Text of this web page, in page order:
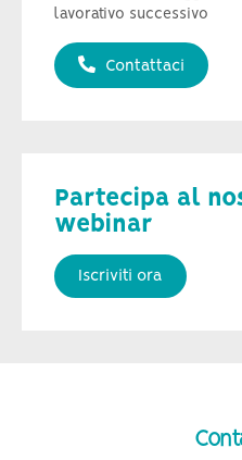
lavorativo successivo
Contattaci
Partecipa al
webinar
Iscriviti ora